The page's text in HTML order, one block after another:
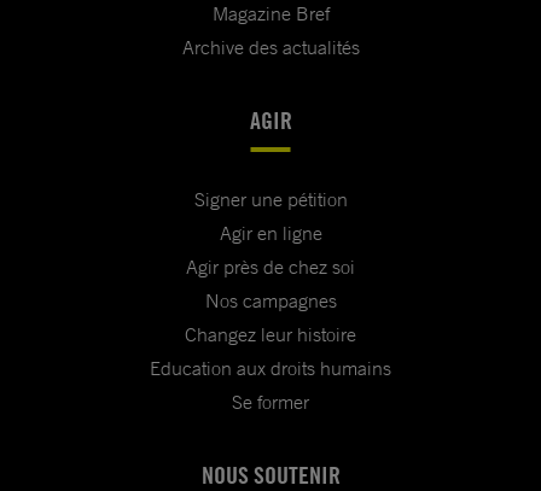
Magazine Bref
Archive des actualités
AGIR
Signer une pétition
Agir en ligne
Agir près de chez soi
Nos campagnes
Changez leur histoire
Education aux droits humains
Se former
NOUS SOUTENIR